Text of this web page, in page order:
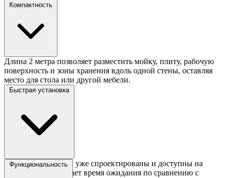
Компактность
Длина 2 метра позволяет разместить мойку, плиту, рабочую
поверхность и зоны хранения вдоль одной стены, оставляя
место для стола или другой мебели.
Быстрая установка
Готовые гарнитуры уже спроектированы и доступны на
складе, что сокращает время ожидания по сравнению с
Функциональность